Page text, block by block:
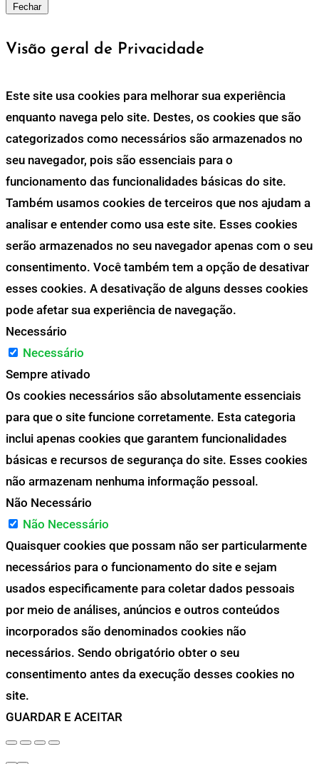
Fechar
Visão geral de Privacidade
Este site usa cookies para melhorar sua experiência
enquanto navega pelo site. Destes, os cookies que são
categorizados como necessários são armazenados no
seu navegador, pois são essenciais para o
funcionamento das funcionalidades básicas do site.
Também usamos cookies de terceiros que nos ajudam a
analisar e entender como usa este site. Esses cookies
serão armazenados no seu navegador apenas com o seu
consentimento. Você também tem a opção de desativar
esses cookies. A desativação de alguns desses cookies
pode afetar sua experiência de navegação.
Necessário
Necessário
Sempre ativado
Os cookies necessários são absolutamente essenciais
para que o site funcione corretamente. Esta categoria
inclui apenas cookies que garantem funcionalidades
básicas e recursos de segurança do site. Esses cookies
não armazenam nenhuma informação pessoal.
Não Necessário
Não Necessário
Quaisquer cookies que possam não ser particularmente
necessários para o funcionamento do site e sejam
usados especificamente para coletar dados pessoais
por meio de análises, anúncios e outros conteúdos
incorporados são denominados cookies não
necessários. Sendo obrigatório obter o seu
consentimento antes da execução desses cookies no
site.
GUARDAR E ACEITAR